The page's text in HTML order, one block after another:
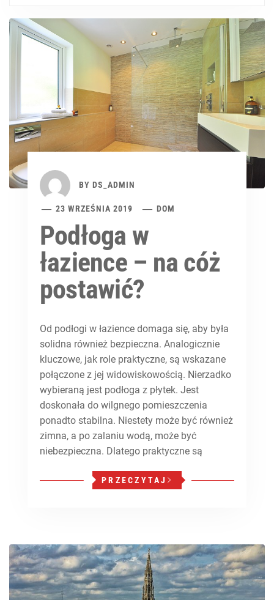
BY DS_ADMIN
23 WRZEŚNIA 2019 DOM
Podłoga w
łazience – na cóż
postawić?
Od podłogi w łazience domaga się, aby była
solidna również bezpieczna. Analogicznie
kluczowe, jak role praktyczne, są wskazane
połączone z jej widowiskowością. Nierzadko
wybieraną jest podłoga z płytek. Jest
doskonała do wilgnego pomieszczenia
ponadto stabilna. Niestety może być również
zimna, a po zalaniu wodą, może być
niebezpieczna. Dlatego praktyczne są
PRZECZYTAJ